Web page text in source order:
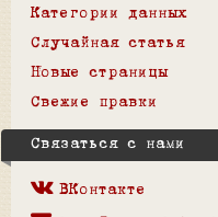
Категории данных
Случайная статья
Новые страницы
Свежие правки
Связаться с нами
ВКонтакте